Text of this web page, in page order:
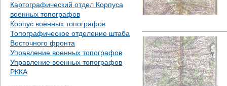
с
ь
Картографический отдел Корпуса
военных топографов
Корпус военных топографов
Топографическое отделение штаба
Восточного фронта
Управление военных топографов
Управление военных топографов
РККА